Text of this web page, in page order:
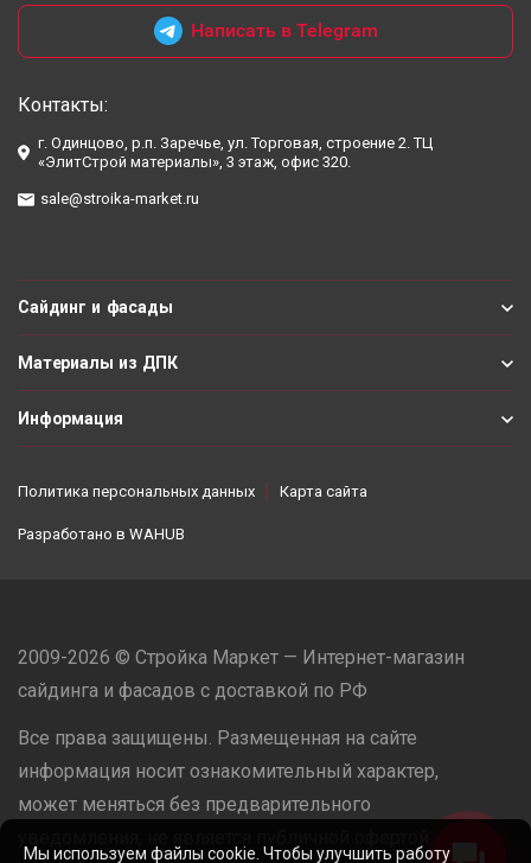
Написать в Telegram
Контакты:
г. Одинцово, р.п. Заречье, ул. Торговая, строение 2. ТЦ
«ЭлитСтрой материалы», 3 этаж, офис 320.
sale@stroika-market.ru
Сайдинг и фасады
Материалы из ДПК
Информация
Политика персональных данных Карта сайта
Разработано в WAHUB
2009-2026 © Стройка Маркет — Интернет-магазин
сайдинга и фасадов с доставкой по РФ
Все права защищены. Размещенная на сайте
информация носит ознакомительный характер,
может меняться без предварительного
Мы используем файлы cookie. Чтобы улучшить работу